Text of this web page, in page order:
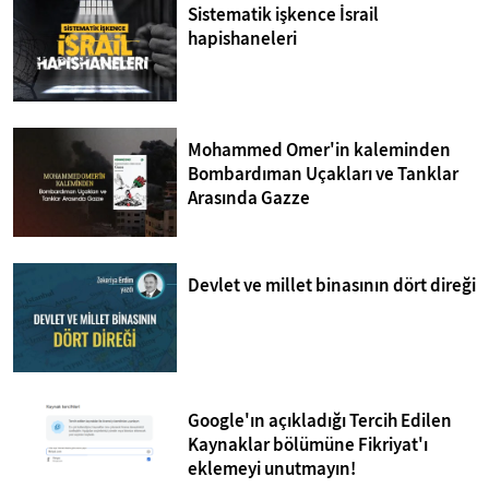
Sistematik işkence İsrail
hapishaneleri
Mohammed Omer'in kaleminden
Bombardıman Uçakları ve Tanklar
Arasında Gazze
Devlet ve millet binasının dört direği
Google'ın açıkladığı Tercih Edilen
Kaynaklar bölümüne Fikriyat'ı
eklemeyi unutmayın!